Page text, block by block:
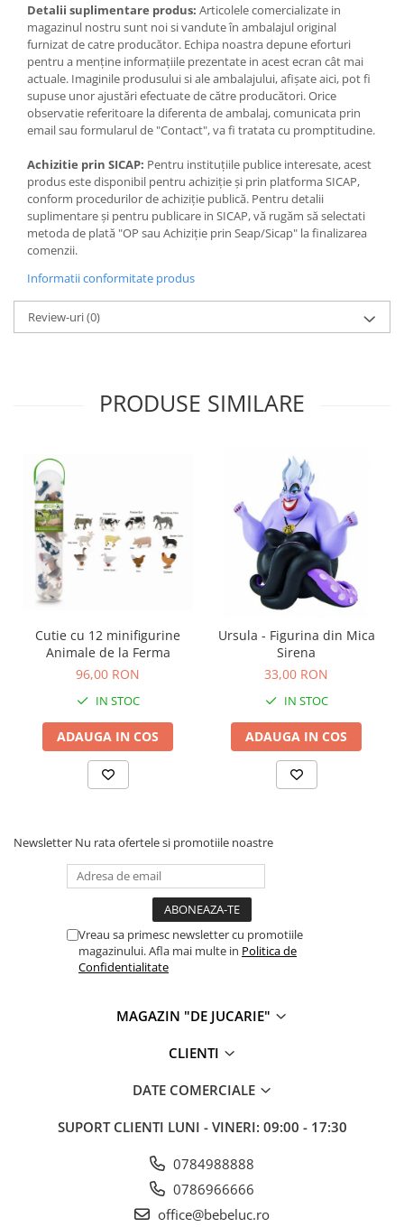
Jocuri de memorie
Jocuri cu litere
Jocuri cu numere
Jocuri de indemanare
Jocuri de carti
Jocuri de podea
Carti pe alese
Carti pentru copii 1 an
Carti pentru copii 4 ani
Carti pentru copii 8 ani
Carticele interactive
Cadouri copii
Ceasuri copii
Cutii muzicale
Idei cadou fetite
Cadouri bebelusi
Cadouri botez
Cadou copii 2 ani
Cadou copii 3 ani
Cadou copii 4 ani
Cadou copii 5 ani
Cadou copii 6 ani
Cadou copii 8 ani
Cadou copii 9 ani
Cadou copii 11 ani
Cadou copii 12 ani
Caserola compartimentata copii
Etui Ochelari
Detalii suplimentare produs: Articolele comercializate in
magazinul nostru sunt noi si vandute în ambalajul original
furnizat de catre producător. Echipa noastra depune eforturi
pentru a menține informațiile prezentate in acest ecran cât mai
actuale. Imaginile produsului si ale ambalajului, afișate aici, pot fi
supuse unor ajustări efectuate de către producători. Orice
observatie referitoare la diferenta de ambalaj, comunicata prin
email sau formularul de "Contact", va fi tratata cu promptitudine.
Achizitie prin SICAP: Pentru instituțiile publice interesate, acest
produs este disponibil pentru achiziție și prin platforma SICAP,
conform procedurilor de achiziție publică. Pentru detalii
suplimentare și pentru publicare in SICAP, vă rugăm să selectati
metoda de plată "OP sau Achiziție prin Seap/Sicap" la finalizarea
comenzii.
Informatii conformitate produs
Review-uri(0)
PRODUSE SIMILARE
Cutie cu 12 minifigurine
Animale de la Ferma
96,00 RON
IN STOC
ADAUGA IN COS
Ursula - Figurina din Mica
Sirena
33,00 RON
IN STOC
ADAUGA IN COS
Newsletter Nu rata ofertele si promotiile noastre
Vreau sa primesc newsletter cu promotiile
magazinului. Afla mai multe in Politica de
Confidentialitate
MAGAZIN "DE JUCARIE"
CLIENTI
DATE COMERCIALE
SUPORT CLIENTI LUNI - VINERI: 09:00 - 17:30
0784988888
0786966666
office@bebeluc.ro